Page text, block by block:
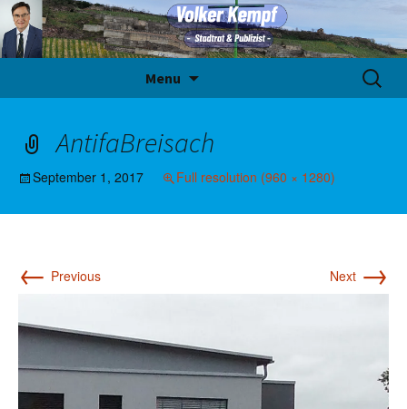
Menu
Suche
nach:
AntifaBreisach
September 1, 2017 Full resolution (960 × 1280)
← Previous Next →